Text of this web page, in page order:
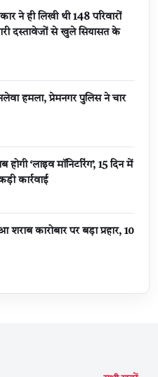
ने ही लिखी थी 148 परिवारों
दस्तावेजों से खुले सियासत के
हमला, प्रेमनगर पुलिस ने चार
‘लाइव मॉनिटरिंग’, 15 दिन में
कार्रवाई
कारोबार पर बड़ा प्रहार, 10